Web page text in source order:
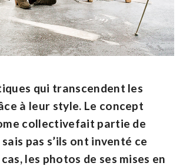
qui transcendent les
à leur style. Le concept
collectivefait partie de
pas s’ils ont inventé ce
les photos de ses mises en